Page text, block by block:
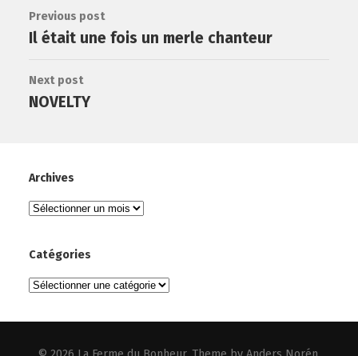
Previous post
Il était une fois un merle chanteur
Next post
NOVELTY
Archives
Archives
Catégories
Catégories